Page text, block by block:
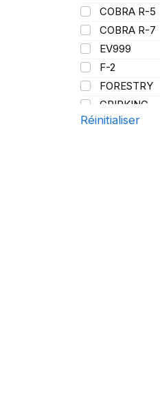
COBRA R-5
COBRA R-7
EV999
F-2
FORESTRY
GRIPKING
GRIPKING HD
Réinitialiser